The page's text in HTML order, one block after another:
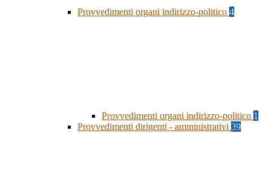
Provvedimenti organi indirizzo-politico 4
Provvedimenti organi indirizzo-politico 1
Provvedimenti dirigenti - amministrativi 39